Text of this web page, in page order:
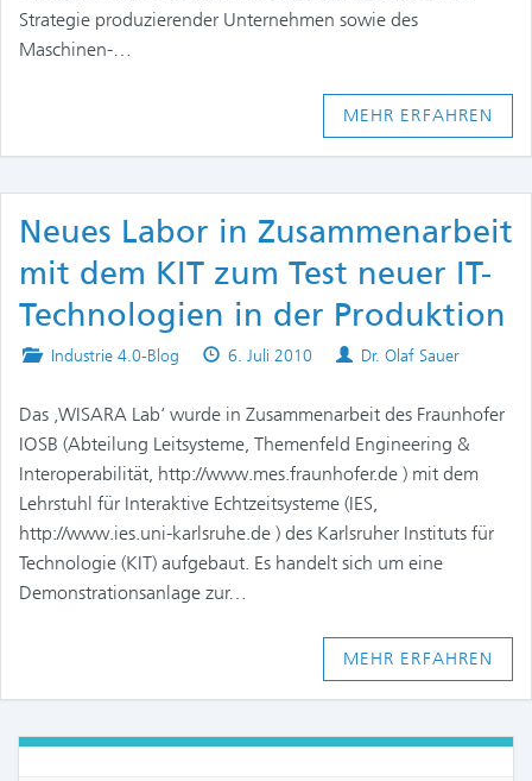
Strategie produzierender Unternehmen sowie des
Maschinen-…
MEHR ERFAHREN
Neues Labor in Zusammenarbeit
mit dem KIT zum Test neuer IT-
Technologien in der Produktion
Posted
Industrie 4.0-Blog
Published
6. Juli 2010 Authors
Dr. Olaf Sauer
Das ‚WISARA Lab‘ wurde in Zusammenarbeit des Fraunhofer
IOSB (Abteilung Leitsysteme, Themenfeld Engineering &
Interoperabilität, http://www.mes.fraunhofer.de ) mit dem
Lehrstuhl für Interaktive Echtzeitsysteme (IES,
http://www.ies.uni-karlsruhe.de ) des Karlsruher Instituts für
Technologie (KIT) aufgebaut. Es handelt sich um eine
Demonstrationsanlage zur…
MEHR ERFAHREN